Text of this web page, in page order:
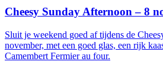
Cheesy Sunday Afternoon – 8
Sluit je weekend goed af tijdens de
november, met een goed glas, een rijk
Camembert Fermier au four.